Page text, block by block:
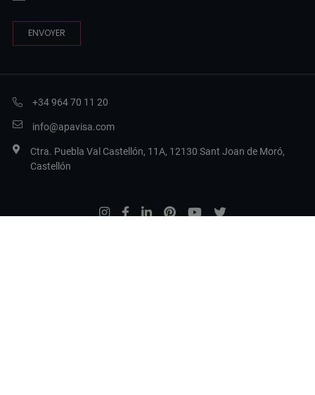
+34 964 70 11 20
info@apavisa.com
Ctra. Puebla Val Castellón, 11A, 12130 Sant Joan de Moró,
Castellón